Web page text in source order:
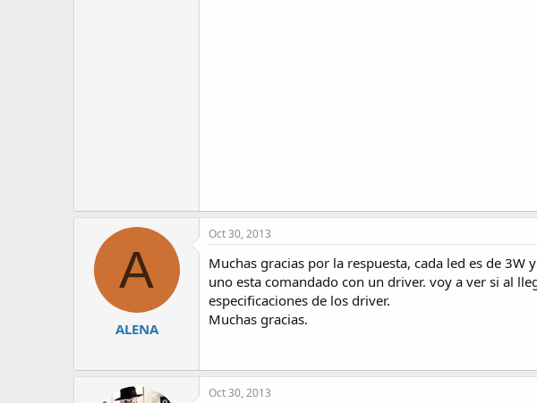
A
ALENA
Oct 30, 2013
Muchas gracias por la respuesta, cada led es de
uno esta comandado con un driver. voy a ver si al
especificaciones de los driver.
Muchas gracias.
Oct 30, 2013